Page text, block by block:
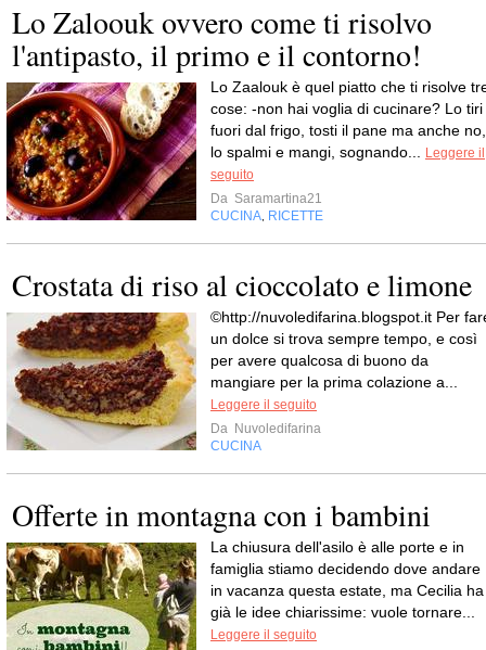
Lo Zaloouk ovvero come ti risolvo
l'antipasto, il primo e il contorno!
Lo Zaalouk è quel piatto che ti risolve
cose: -non hai voglia di cucinare? Lo tiri
fuori dal frigo, tosti il pane ma anche no,
lo spalmi e mangi, sognando... Leggere il
seguito
Da Saramartina21
CUCINA, RICETTE
Crostata di riso al cioccolato e limone
©http://nuvoledifarina.blogspot.it Per
un dolce si trova sempre tempo, e così
per avere qualcosa di buono da
mangiare per la prima colazione a...
Leggere il seguito
Da Nuvoledifarina
CUCINA
Offerte in montagna con i bambini
La chiusura dell'asilo è alle porte e in
famiglia stiamo decidendo dove andare
in vacanza questa estate, ma Cecilia ha
già le idee chiarissime: vuole tornare...
Leggere il seguito